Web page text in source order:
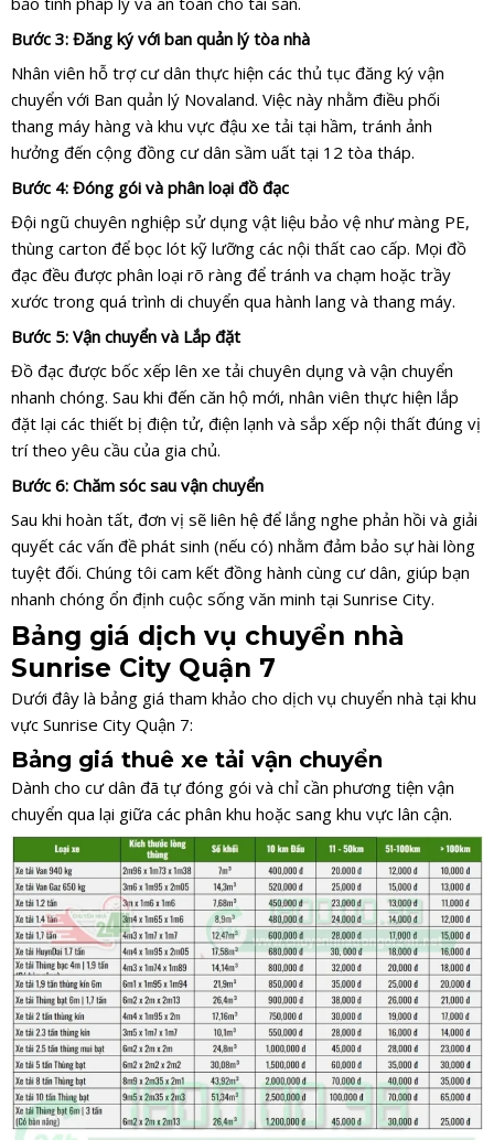
Bước 3: Đăng ký với ban quản lý tòa nhà
Nhân viên hỗ trợ cư dân thực hiện các thủ tục đăng ký vận
chuyển với Ban quản lý Novaland. Việc này nhằm điều phối
thang máy hàng và khu vực đậu xe tải tại hầm, tránh ảnh
hưởng đến cộng đồng cư dân sầm uất tại 12 tòa tháp.
Bước 4: Đóng gói và phân loại đồ đạc
Đội ngũ chuyên nghiệp sử dụng vật liệu bảo vệ như màng PE,
thùng carton để bọc lót kỹ lưỡng các nội thất cao cấp. Mọi đồ
đạc đều được phân loại rõ ràng để tránh va chạm hoặc trầy
xước trong quá trình di chuyển qua hành lang và thang máy.
Bước 5: Vận chuyển và Lắp đặt
Đồ đạc được bốc xếp lên xe tải chuyên dụng và vận chuyển
nhanh chóng. Sau khi đến căn hộ mới, nhân viên thực hiện lắp
đặt lại các thiết bị điện tử, điện lạnh và sắp xếp nội thất đúng vị
trí theo yêu cầu của gia chủ.
Bước 6: Chăm sóc sau vận chuyển
Sau khi hoàn tất, đơn vị sẽ liên hệ để lắng nghe phản hồi và giải
quyết các vấn đề phát sinh (nếu có) nhằm đảm bảo sự hài lòng
tuyệt đối. Chúng tôi cam kết đồng hành cùng cư dân, giúp bạn
nhanh chóng ổn định cuộc sống văn minh tại Sunrise City.
Bảng giá dịch vụ chuyển nhà
Sunrise City Quận 7
Dưới đây là bảng giá tham khảo cho dịch vụ chuyển nhà tại khu
vực Sunrise City Quận 7:
Bảng giá thuê xe tải vận chuyển
Dành cho cư dân đã tự đóng gói và chỉ cần phương tiện vận
chuyển qua lại giữa các phân khu hoặc sang khu vực lân cận.